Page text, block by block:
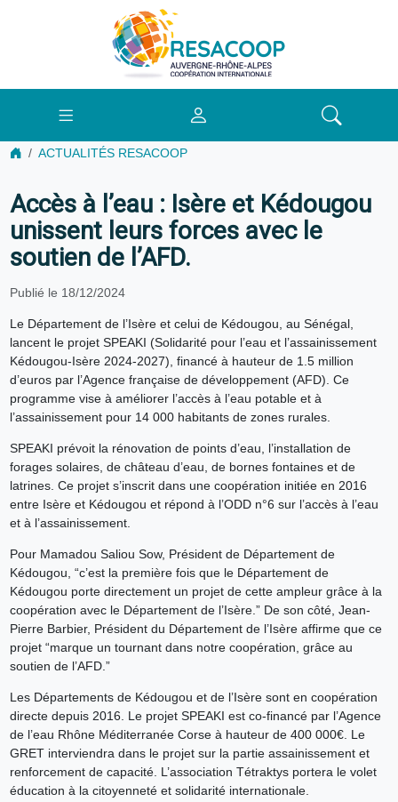
ACTUALITÉS RESACOOP
Accès à l’eau : Isère et Kédougou
unissent leurs forces avec le
soutien de l’AFD.
Publié le 18/12/2024
Le Département de l’Isère et celui de Kédougou, au Sénégal,
lancent le projet SPEAKI (Solidarité pour l’eau et l’assainissement
Kédougou-Isère 2024-2027), financé à hauteur de 1.5 million
d’euros par l’Agence française de développement (AFD). Ce
programme vise à améliorer l’accès à l’eau potable et à
l’assainissement pour 14 000 habitants de zones rurales.
SPEAKI prévoit la rénovation de points d’eau, l’installation de
forages solaires, de château d’eau, de bornes fontaines et de
latrines. Ce projet s’inscrit dans une coopération initiée en 2016
entre Isère et Kédougou et répond à l’ODD n°6 sur l’accès à l’eau
et à l’assainissement.
Pour Mamadou Saliou Sow, Président de Département de
Kédougou, “c’est la première fois que le Département de
Kédougou porte directement un projet de cette ampleur grâce à la
coopération avec le Département de l’Isère.” De son côté, Jean-
Pierre Barbier, Président du Département de l’Isère affirme que ce
projet “marque un tournant dans notre coopération, grâce au
soutien de l’AFD.”
Les Départements de Kédougou et de l’Isère sont en coopération
directe depuis 2016. Le projet SPEAKI est co-financé par l’Agence
de l’eau Rhône Méditerranée Corse à hauteur de 400 000€. Le
GRET interviendra dans le projet sur la partie assainissement et
renforcement de capacité. L’association Tétraktys portera le volet
éducation à la citoyenneté et solidarité internationale.